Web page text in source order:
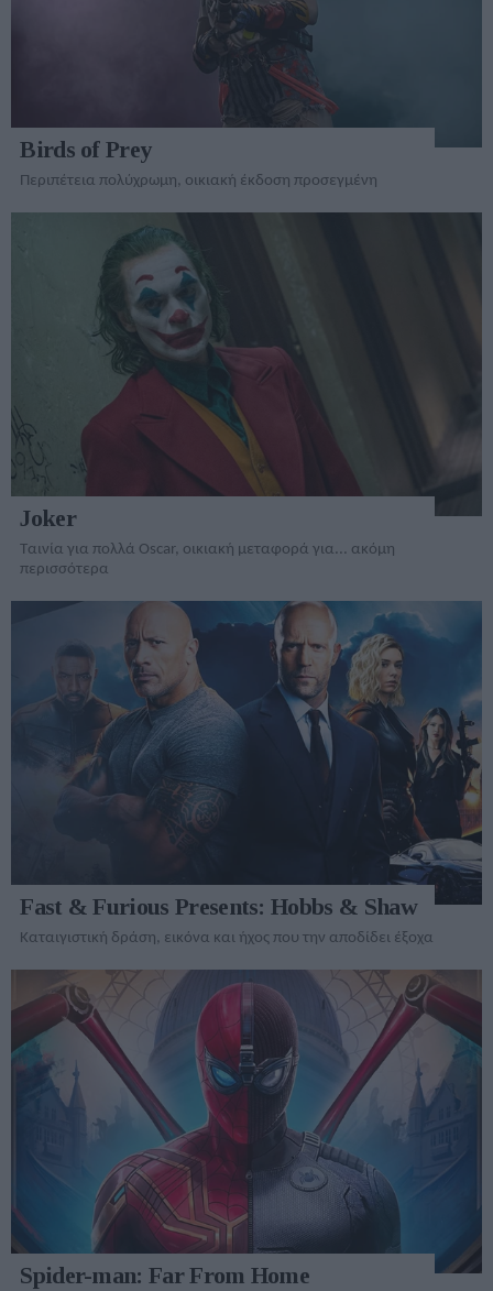
Birds of Prey
Περιπέτεια πολύχρωμη, οικιακή έκδοση προσεγμένη
Joker
Ταινία για πολλά Oscar, οικιακή μεταφορά για... ακόμη
περισσότερα
Fast & Furious Presents: Hobbs & Shaw
Καταιγιστική δράση, εικόνα και ήχος που την αποδίδει έξοχα
Spider-man: Far From Home